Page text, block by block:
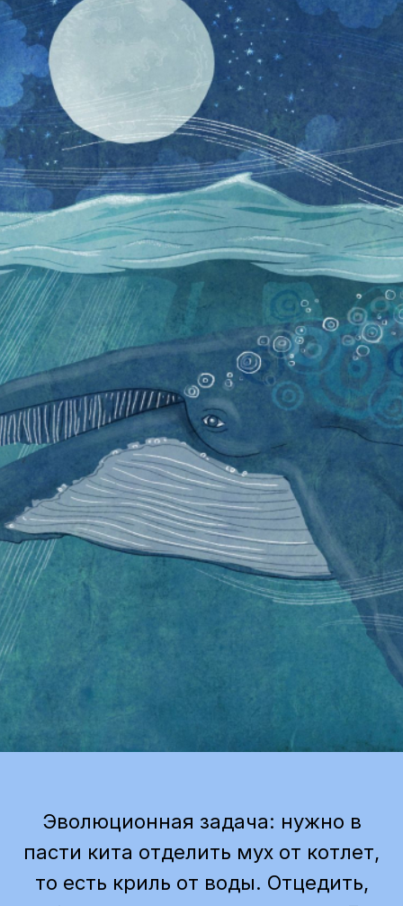
Эволюционная задача: нужно в
пасти кита отделить мух от котлет,
то есть криль от воды. Отцедить,